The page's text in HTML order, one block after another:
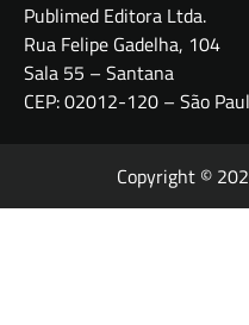
Publimed Editora Ltda.
Rua Felipe Gadelha, 104
Sala 55 – Santana
CEP: 02012-120 – São
Copyright ©